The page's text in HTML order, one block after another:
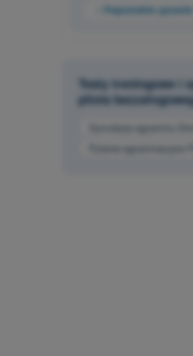
Poprzednie pytanie
Testy treningowe i
pilota
Symulacja egzaminu
Pytania